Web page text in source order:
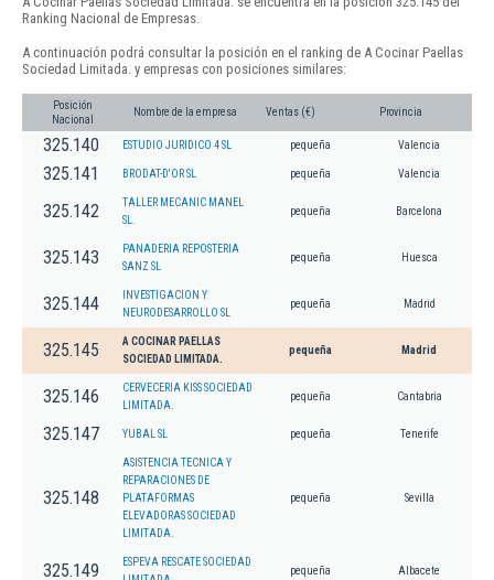
Ranking Nacional de Empresas.
A continuación podrá consultar la posición en el ranking de A Cocinar Paellas
Sociedad Limitada. y empresas con posiciones similares:
Posición
Nacional
Nombre de la empresa Ventas (€) Provincia
325.140 ESTUDIO JURIDICO 4 SL pequeña Valencia
325.141 BRODAT-D'OR SL pequeña Valencia
325.142
TALLER MECANIC MANEL
SL.
pequeña Barcelona
325.143
PANADERIA REPOSTERIA
SANZ SL
pequeña Huesca
325.144
INVESTIGACION Y
NEURODESARROLLO SL
pequeña Madrid
325.145
A COCINAR PAELLAS
SOCIEDAD LIMITADA.
pequeña Madrid
325.146
CERVECERIA KISS SOCIEDAD
LIMITADA.
pequeña Cantabria
325.147 YUBAL SL pequeña Tenerife
325.148
ASISTENCIA TECNICA Y
REPARACIONES DE
PLATAFORMAS
ELEVADORAS SOCIEDAD
LIMITADA.
pequeña Sevilla
325.149
ESPEVA RESCATE SOCIEDAD
pequeña Albacete